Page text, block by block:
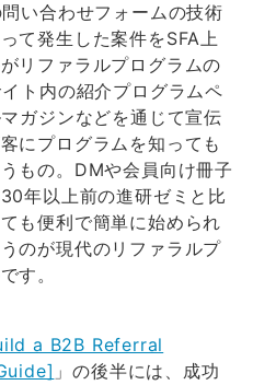
い合わせフォームの技術
て発生した案件をSFA上
リファラルプログラムの
ト内の紹介プログラムペ
ガジンなどを通じて宣伝
にプログラムを知っても
もの。DMや会員向け冊子
年以上前の進研ゼミと比
も便利で簡単に始められ
のが現代のリファラルプ
す。
a B2B Referral
」の後半には、成功